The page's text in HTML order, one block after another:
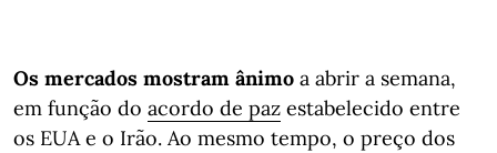
Os mercados mostram ânimo a abrir a semana,
em função do acordo de paz estabelecido entre
os EUA e o Irão. Ao mesmo tempo, o preço dos